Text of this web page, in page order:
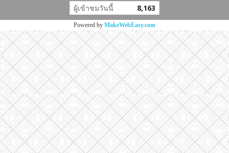
ผู้เข้าชมวันนี้ 8,163
Powered by MakeWebEasy.com